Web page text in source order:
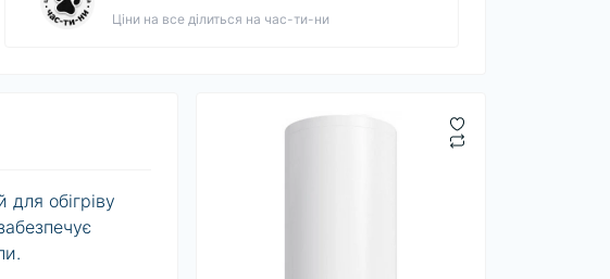
Ціни на все ділиться на час-ти-ни
обігріву